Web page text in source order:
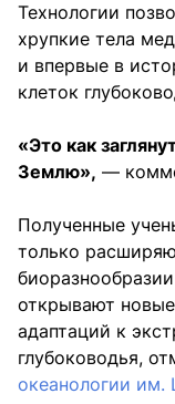
Технологии
хрупкие тела
и впервые в
клеток
«Это как
Землю», —
Полученные
только
открывают
адаптаций к
глубоководья,
океанологии